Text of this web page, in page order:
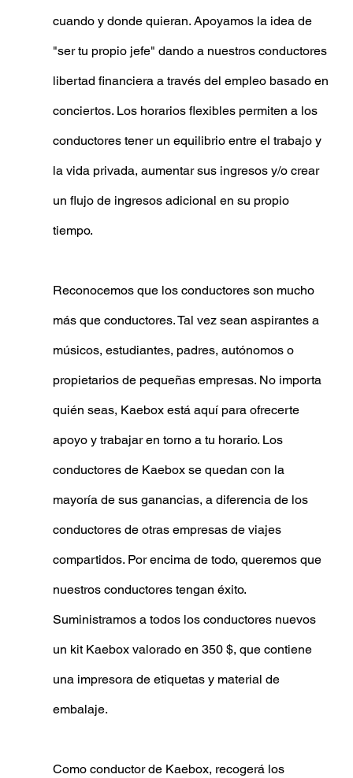
cuando y donde quieran. Apoyamos la idea de
"ser tu propio jefe" dando a nuestros conductores
libertad financiera a través del empleo basado en
conciertos. Los horarios flexibles permiten a los
conductores tener un equilibrio entre el trabajo y
la vida privada, aumentar sus ingresos y/o crear
un flujo de ingresos adicional en su propio
tiempo.
Reconocemos que los conductores son mucho
más que conductores. Tal vez sean aspirantes a
músicos, estudiantes, padres, autónomos o
propietarios de pequeñas empresas. No importa
quién seas, Kaebox está aquí para ofrecerte
apoyo y trabajar en torno a tu horario. Los
conductores de Kaebox se quedan con la
mayoría de sus ganancias, a diferencia de los
conductores de otras empresas de viajes
compartidos. Por encima de todo, queremos que
nuestros conductores tengan éxito.
Suministramos a todos los conductores nuevos
un kit Kaebox valorado en 350 $, que contiene
una impresora de etiquetas y material de
embalaje.
Como conductor de Kaebox, recogerá los